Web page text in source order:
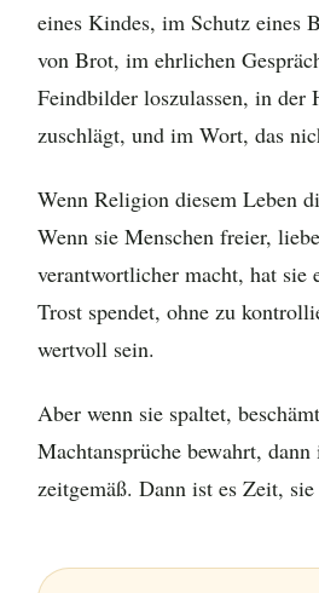
eines Kindes, im Schutz eines
von Brot, im ehrlichen
Feindbilder loszulassen, in der
zuschlägt, und im Wort, das
Wenn Religion diesem Leben
Wenn sie Menschen freier,
verantwortlicher macht, hat sie
Trost spendet, ohne zu
wertvoll sein.
Aber wenn sie spaltet,
Machtansprüche bewahrt,
zeitgemäß. Dann ist es Zeit,